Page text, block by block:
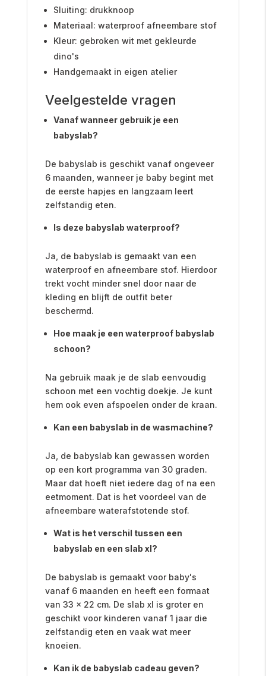
Sluiting: drukknoop
Materiaal: waterproof afneembare stof
Kleur: gebroken wit met gekleurde
dino's
Handgemaakt in eigen atelier
Veelgestelde vragen
Vanaf wanneer gebruik je een
babyslab?
De babyslab is geschikt vanaf ongeveer
6 maanden, wanneer je baby begint met
de eerste hapjes en langzaam leert
zelfstandig eten.
Is deze babyslab waterproof?
Ja, de babyslab is gemaakt van een
waterproof en afneembare stof. Hierdoor
trekt vocht minder snel door naar de
kleding en blijft de outfit beter
beschermd.
Hoe maak je een waterproof babyslab
schoon?
Na gebruik maak je de slab eenvoudig
schoon met een vochtig doekje. Je kunt
hem ook even afspoelen onder de kraan.
Kan een babyslab in de wasmachine?
Ja, de babyslab kan gewassen worden
op een kort programma van 30 graden.
Maar dat hoeft niet iedere dag of na een
eetmoment. Dat is het voordeel van de
afneembare waterafstotende stof.
Wat is het verschil tussen een
babyslab en een slab xl?
De babyslab is gemaakt voor baby's
vanaf 6 maanden en heeft een formaat
van 33 x 22 cm. De slab xl is groter en
geschikt voor kinderen vanaf 1 jaar die
zelfstandig eten en vaak wat meer
knoeien.
Kan ik de babyslab cadeau geven?